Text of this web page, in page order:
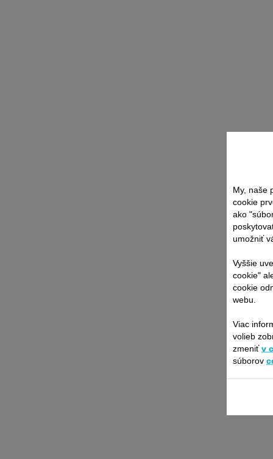
My, naše
cookie
ako
umožniť
Vyššie
cookie"
cookie
webu.
Viac
volieb
zmeniťv
súborov